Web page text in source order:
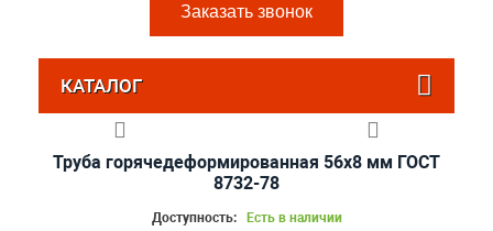
Заказать звонок
КАТАЛОГ
Труба горячедеформированная 56х8 мм ГОСТ
8732-78
Доступность: Есть в наличии